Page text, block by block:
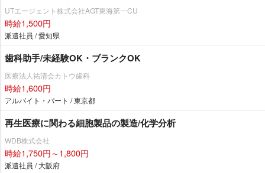
UTエージェント株式会社AGT東海第一CU
時給1,500円
派遣社員 / 愛知県
歯科助手/未経験OK・ブランクOK
医療法人祐清会カトウ歯科
時給1,600円
アルバイト・パート / 東京都
再生医療に関わる細胞製品の製造/化学分析
WDB株式会社
時給1,750円～1,800円
派遣社員 / 大阪府